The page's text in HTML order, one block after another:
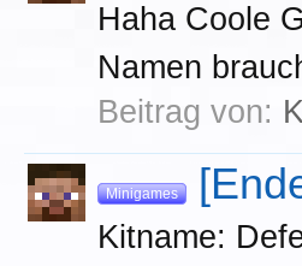
Haha Coole
Namen
Beitrag von:
Minigames
Kitname: